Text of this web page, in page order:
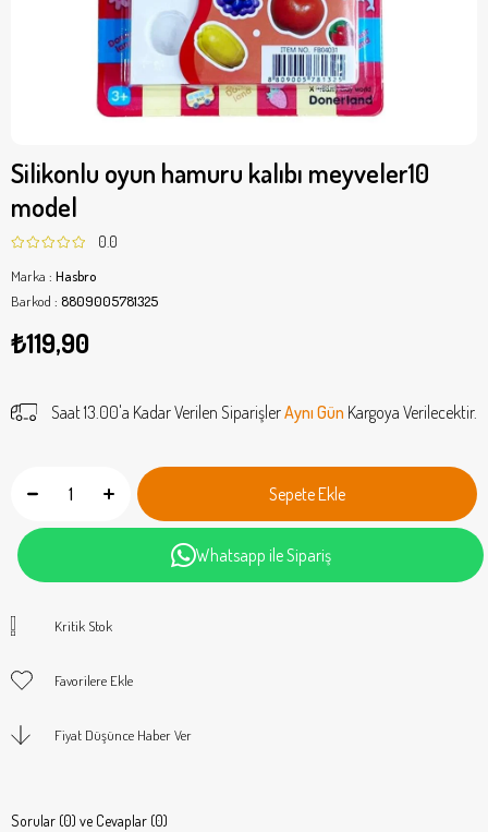
Silikonlu oyun hamuru kalıbı meyveler10
model
0.0
Marka : Hasbro
Barkod : 8809005781325
₺119,90
Saat 13.00'a Kadar Verilen SiparişlerAynı Gün Kargoya Verilecektir.
Whatsapp ile Sipariş
Kritik Stok
Favorilere Ekle
Fiyat Düşünce Haber Ver
Sorular (0) ve Cevaplar (0)